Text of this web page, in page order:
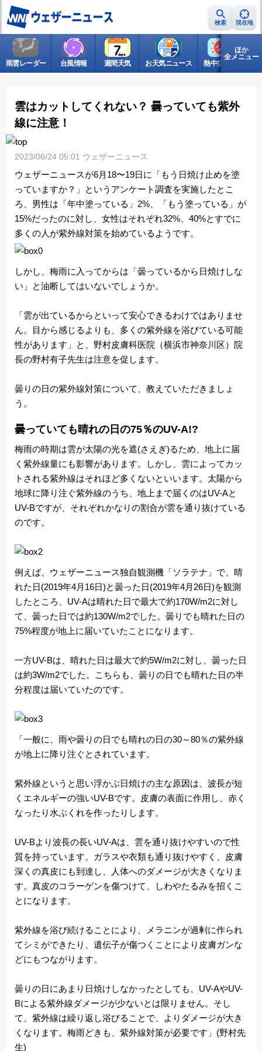
検索 現在地
雨雲レーダー 台風情報 週間天気 お天気ニュース 熱中症情報
ほか
全メニュー
雲はカットしてくれない？ 曇っていても紫外
線に注意！
2023/06/24 05:01 ウェザーニュース
ウェザーニュースが6月18〜19日に「もう日焼け止めを塗
っていますか？」というアンケート調査を実施したとこ
ろ、男性は「年中塗っている」2%、「もう塗っている」が
15%だったのに対し、女性はそれぞれ32%、40%とすでに
多くの人が紫外線対策を始めているようです。
しかし、梅雨に入ってからは「曇っているから日焼けしな
い」と油断してはいないでしょうか。
「雲が出ているからといって安心できるわけではありませ
ん。目から感じるよりも、多くの紫外線を浴びている可能
性があります」と、野村皮膚科医院（横浜市神奈川区）院
長の野村有子先生は注意を促します。
曇りの日の紫外線対策について、教えていただきましょ
う。
曇っていても晴れの日の75％のUV-A!?
梅雨の時期は雲が太陽の光を遮(さえぎ)るため、地上に届
く紫外線量にも影響があります。しかし、雲によってカッ
トされる紫外線はそれほど多くないといいます。太陽から
地球に降り注ぐ紫外線のうち、地上まで届くのはUV-Aと
UV-Bですが、それぞれかなりの割合が雲を通り抜けている
のです。
例えば、ウェザーニュース独自観測機「ソラテナ」で、晴
れた日(2019年4月16日)と曇った日(2019年4月26日)を観測
したところ、UV-Aは晴れた日で最大で約170W/m2に対し
て、曇った日では約130W/m2でした。曇りでも晴れた日の
75%程度が地上に届いていたことになります。
一方UV-Bは、晴れた日は最大で約5W/m2に対し、曇った日
は約3W/m2でした。こちらも、曇りの日でも晴れた日の半
分程度は届いていたのです。
「一般に、雨や曇りの日でも晴れの日の30～80％の紫外線
が地上に降り注ぐとされています。
紫外線というと思い浮かぶ日焼けの主な原因は、波長が短
くエネルギーの強いUV-Bです。皮膚の表面に作用し、赤く
なったり水ぶくれを作ったりします。
UV-Bより波長の長いUV-Aは、雲を通り抜けやすいので性
質を持っています。ガラスや衣類も通り抜けやすく、皮膚
深くの真皮にも到達し、人体へのダメージが大きくなりま
す。真皮のコラーゲンを傷つけて、しわやたるみを招くこ
とになります。
紫外線を浴び続けることにより、メラニンが過剰に作られ
てシミができたり、遺伝子が傷つくことにより皮膚ガンな
どにもつながります。
曇りの日にあまり日焼けしなかったとしても、UV-AやUV-
Bによる紫外線ダメージが少ないとは限りません。そし
て、紫外線は繰り返し浴びることで、よりダメージが大き
くなります。梅雨どきも、紫外線対策が必要です」(野村先
生)